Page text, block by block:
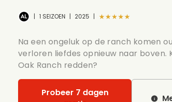
| 1 SEIZOEN | 2025 | ★★★★★
Na een ongeluk op de ranch komen
verloren liefdes opnieuw naar boven.
Oak Ranch redden?
Probeer 7 dagen